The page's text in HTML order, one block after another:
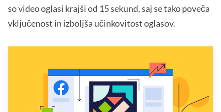
so video oglasi krajši od 15 sekund, saj se tako poveča
vključenost in izboljša učinkovitost oglasov.